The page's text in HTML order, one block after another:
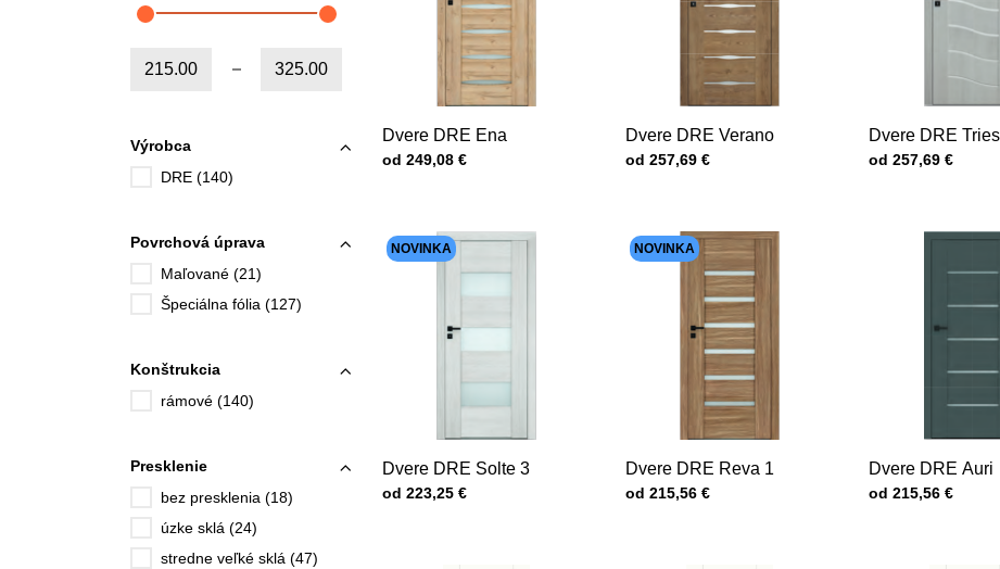
Dvere DRE Ena
Cena s DPH
od 249,08 €
Dvere DRE Verano
Cena s DPH
od 257,69 €
Dvere DRE
Cena s DPH
od 257,69 €
Dvere DRE Solte 3
Cena s DPH
od 223,25 €
NOVINKA
Dvere DRE Reva 1
Cena s DPH
od 215,56 €
NOVINKA
Dvere DRE Auri
Cena s DPH
od 215,56 €
Výrobca
DRE (140)
Povrchová úprava
Maľované (21)
Špeciálna fólia (127)
Konštrukcia
rámové (140)
Presklenie
bez presklenia (18)
úzke sklá (24)
stredne veľké sklá (47)